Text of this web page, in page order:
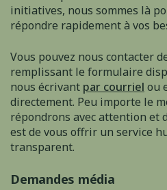
initiatives, nous sommes là
répondre rapidement à vos
Vous pouvez nous contacter
remplissant le formulaire
nous écrivant par courriel ou
directement. Peu importe le
répondrons avec attention et
est de vous offrir un service
transparent.
Demandes média